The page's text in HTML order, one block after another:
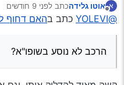
אבל במחשבה שנייה
רחוק אבל קיים
א
מנותק
אוטו גלידהכתב לפני 9 חודשים
נערך לאחרונה על ידי
@YOLEVI כתב בהאם דחוף
הרכב לא נוסע בשופו"א?